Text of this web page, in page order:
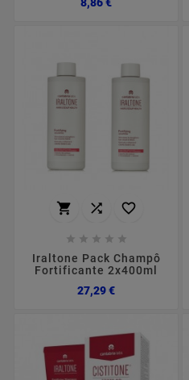
  
    
Iraltone Pack Champô
Fortificante 2x400ml
27,29 €Preço